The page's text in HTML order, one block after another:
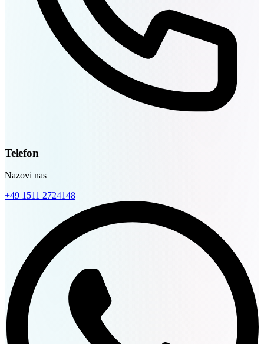
Telefon
Nazovi nas
+49 1511 2724148